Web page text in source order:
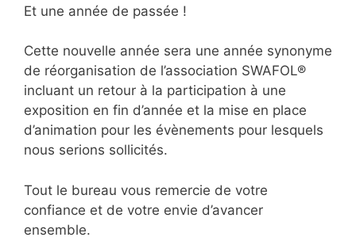
Et une année de passée !
Cette nouvelle année sera une année synonyme
de réorganisation de l’association SWAFOL®
incluant un retour à la participation à une
exposition en fin d’année et la mise en place
d’animation pour les évènements pour lesquels
nous serions sollicités.
Tout le bureau vous remercie de votre
confiance et de votre envie d’avancer
ensemble.